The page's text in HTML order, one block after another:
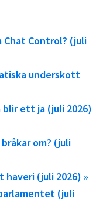
Chat Control? (juli
underskott
blir ett ja (juli 2026)
om? (juli
haveri (juli 2026) »
(juli